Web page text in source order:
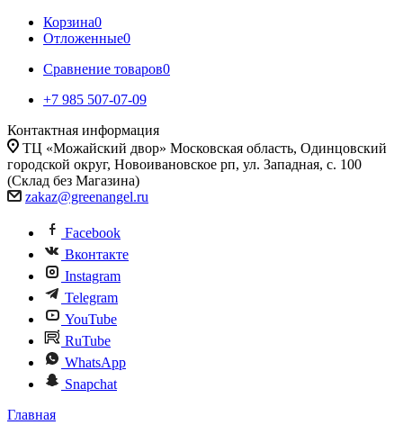
Корзина0
Отложенные0
Сравнение товаров0
+7 985 507-07-09
Контактная информация
ТЦ «Можайский двор» Московская область, Одинцовский
городской округ, Новоивановское рп, ул. Западная, с. 100
(Склад без Магазина)
zakaz@greenangel.ru
Facebook
Вконтакте
Instagram
Telegram
YouTube
RuTube
WhatsApp
Snapchat
Главная